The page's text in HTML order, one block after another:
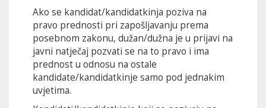
Ako se kandidat/kandidatkinja poziva na
pravo prednosti pri zapošljavanju prema
posebnom zakonu, dužan/dužna je u prijavi na
javni natječaj pozvati se na to pravo i ima
prednost u odnosu na ostale
kandidate/kandidatkinje samo pod jednakim
uvjetima.